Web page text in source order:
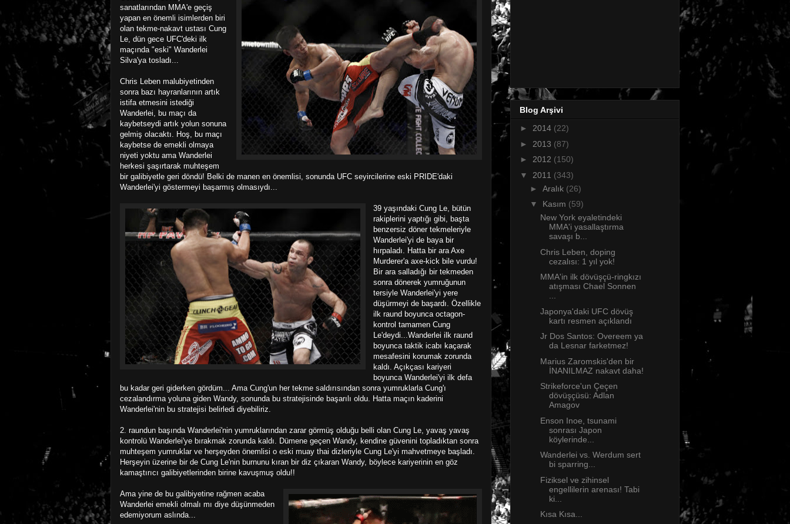
sanatlarından MMA'e geçiş
yapan en önemli isimlerden biri
olan tekme-nakavt ustası Cung
Le, dün gece UFC'deki ilk
maçında "eski" Wanderlei
Silva'ya tosladı...
Chris Leben malubiyetinden
sonra bazı hayranlarının artık
istifa etmesini istediği
Wanderlei, bu maçı da
kaybetseydi artık yolun sonuna
gelmiş olacaktı. Hoş, bu maçı
kaybetse de emekli olmaya
niyeti yoktu ama Wanderlei
herkesi şaşırtarak muhteşem
bir galibiyetle geri döndü! Belki de manen en önemlisi, sonunda UFC seyircilerine eski PRIDE'daki
Wanderlei'yi göstermeyi başarmış olmasıydı...
39 yaşındaki Cung Le, bütün
rakiplerini yaptığı gibi, başta
benzersiz döner tekmeleriyle
Wanderlei'yi de baya bir
hırpaladı. Hatta bir ara Axe
Murderer'a axe-kick bile vurdu!
Bir ara salladığı bir tekmeden
sonra dönerek yumruğunun
tersiyle Wanderlei'yi yere
düşürmeyi de başardı. Özellikle
ilk raund boyunca octagon-
kontrol tamamen Cung
Le'deydi...Wanderlei ilk raund
boyunca taktik icabı kaçarak
mesafesini korumak zorunda
kaldı. Açıkçası kariyeri
boyunca Wanderlei'yi ilk defa
bu kadar geri giderken gördüm... Ama Cung'un her tekme saldırısından sonra yumruklarla Cung'ı
cezalandırma yoluna giden Wandy, sonunda bu stratejisinde başarılı oldu. Hatta maçın kaderini
Wanderlei'nin bu stratejisi belirledi diyebiliriz.
2. raundun başında Wanderlei'nin yumruklarından zarar görmüş olduğu belli olan Cung Le, yavaş yavaş
kontrolü Wanderlei'ye bırakmak zorunda kaldı. Dümene geçen Wandy, kendine güvenini topladıktan sonra
muhteşem yumruklar ve herşeyden önemlisi o eski muay thai dizleriyle Cung Le'yi mahvetmeye başladı.
Herşeyin üzerine bir de Cung Le'nin burnunu kıran bir diz çıkaran Wandy, böylece kariyerinin en göz
kamaştırıcı galibiyetlerinden birine kavuşmuş oldu!!
Ama yine de bu galibiyetine rağmen acaba
Wanderlei emekli olmalı mı diye düşünmeden
edemiyorum aslında...
Blog Arşivi
► 2014 (22)
► 2013 (87)
► 2012 (150)
▼ 2011 (343)
► Aralık (26)
▼ Kasım (59)
New York eyaletindeki
MMA'i yasallaştırma
savaşı b...
Chris Leben, doping
cezalısı: 1 yıl yok!
MMA'in ilk dövüşçü-ringkızı
atışması Chael Sonnen
...
Japonya'daki UFC dövüş
kartı resmen açıklandı
Jr Dos Santos: Overeem ya
da Lesnar farketmez!
Marius Zaromskis'den bir
İNANILMAZ nakavt daha!
Strikeforce'un Çeçen
dövüşçüsü: Adlan
Amagov
Enson Inoe, tsunami
sonrası Japon
köylerinde...
Wanderlei vs. Werdum sert
bi sparring...
Fiziksel ve zihinsel
engellilerin arenası! Tabi
ki...
Kısa Kısa...